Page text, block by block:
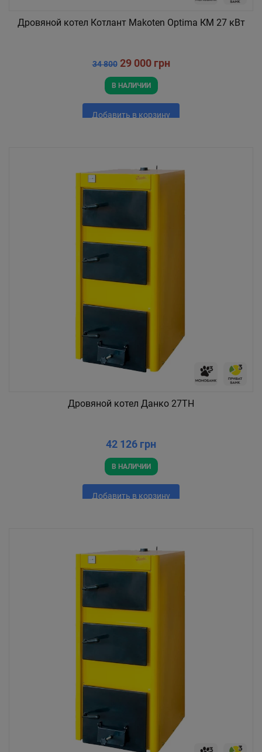
Дровяной котел Котлант Makoten Optima КМ 27 кВт
34 800 29 000 грн
В НАЛИЧИИ
Добавить в корзину
Дровяной котел Данко 27ТН
42 126 грн
В НАЛИЧИИ
Добавить в корзину